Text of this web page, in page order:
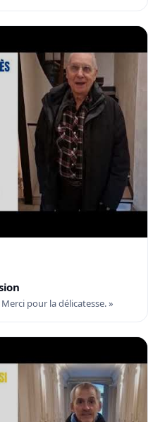
pour la délicatesse. »